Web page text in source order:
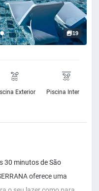
19
Exterior Piscina Interior
30 minutos de São
oferece uma